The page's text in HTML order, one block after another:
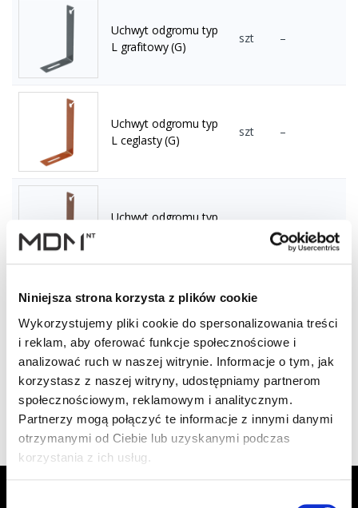
Niniejsza strona korzysta z plików cookie
Wykorzystujemy pliki cookie do spersonalizowania treści
i reklam, aby oferować funkcje społecznościowe i
analizować ruch w naszej witrynie. Informacje o tym, jak
korzystasz z naszej witryny, udostępniamy partnerom
społecznościowym, reklamowym i analitycznym.
Partnerzy mogą połączyć te informacje z innymi danymi
otrzymanymi od Ciebie lub uzyskanymi podczas
korzystania z ich usług.
Uchwyt odgromu typ
L grafitowy (G)
szt –
Uchwyt odgromu typ
L ceglasty (G)
szt –
Uchwyt odgromu typ
L brązowy
szt –
Wyświetlono 1–4 z 4 wyników